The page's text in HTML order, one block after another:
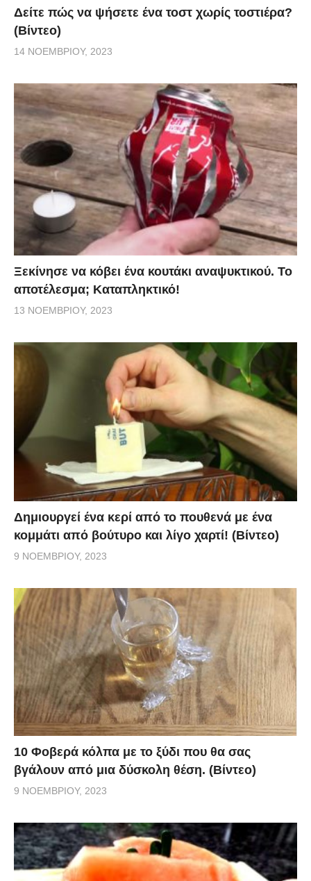
Δείτε πώς να ψήσετε ένα τοστ χωρίς τοστιέρα?
(Βίντεο)
14 ΝΟΕΜΒΡΊΟΥ, 2023
Ξεκίνησε να κόβει ένα κουτάκι αναψυκτικού. Το
αποτέλεσμα; Καταπληκτικό!
13 ΝΟΕΜΒΡΊΟΥ, 2023
Δημιουργεί ένα κερί από το πουθενά με ένα
κομμάτι από βούτυρο και λίγο χαρτί! (Βίντεο)
9 ΝΟΕΜΒΡΊΟΥ, 2023
10 Φοβερά κόλπα με το ξύδι που θα σας
βγάλουν από μια δύσκολη θέση. (Βίντεο)
9 ΝΟΕΜΒΡΊΟΥ, 2023